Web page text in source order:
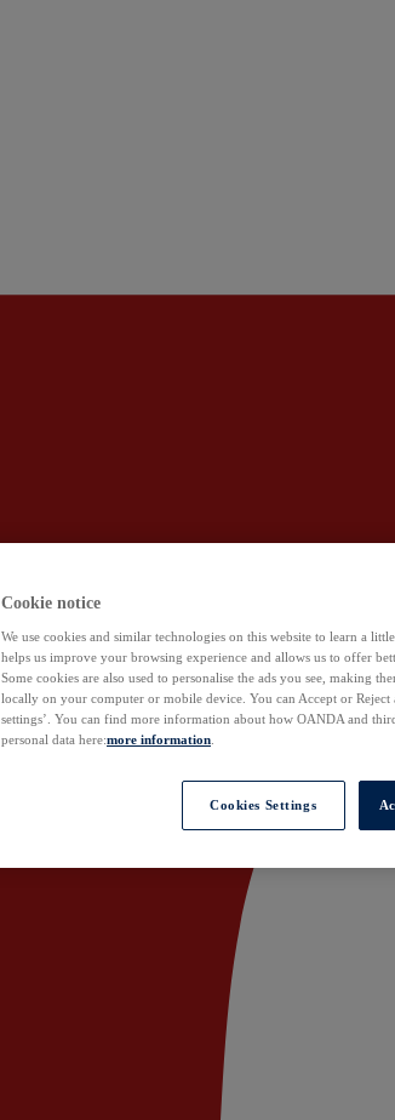
Cookie notice
We use cookies and similar technologies on this website to learn a
helps us improve your browsing experience and allows us to offer
Some cookies are also used to personalise the ads you see, making
locally on your computer or mobile device. You can Accept or
settings’. You can find more information about how OANDA and
personal data here:more information
Cookies Settings